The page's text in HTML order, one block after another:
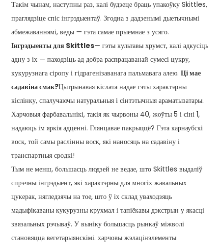
Такім чынам, наступны раз, калі будзеце браць упакоўку Skittles,
праглядзіце спіс інгрэдыентаў. Згодна з дадзенымі дыетычнымі
абмежаваннямі, веды — гэта самае прыемнае з усяго.
Інгрэдыенты для Skittles— гэты культавы хрумст, калі адкусіць
адну з іх — паходзіць ад добра распрацаванай сумесі цукру,
кукурузнага сіропу і гідрагенізаванага пальмавага алею. Ці мае
садавіна смак?Цытрынавая кіслата надае гэты характэрны
кіслінку, спалучаючы натуральныя і сінтэтычныя араматызатары.
Харчовыя фарбавальнікі, такія як чырвоны 40, жоўты 5 і сіні 1,
надаюць ім яркія адценні. Глянцавае пакрыццё? Гэта карнаубскі
воск, той самы раслінны воск, які наносяць на садавіну і
транспартныя сродкі!
Тым не менш, большасць людзей не ведае, што Skittles выдаліў
спрэчны інгрэдыент, які характэрны для многіх жавальных
цукерак, нягледзячы на ​​тое, што ў іх склад уваходзяць
мадыфікаваны кукурузны крухмал і тапіёкавы дэкстрын у якасці
звязальных рэчываў. У выніку большасць рынкаў міжволі
становяцца вегетарыянскімі. харчовы жэлацінэлементы